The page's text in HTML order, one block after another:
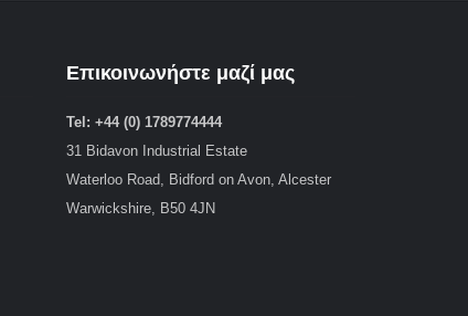
Επικοινωνήστε μαζί μας
Tel: +44 (0) 1789774444
31 Bidavon Industrial Estate
Waterloo Road, Bidford on Avon, Alcester
Warwickshire, B50 4JN